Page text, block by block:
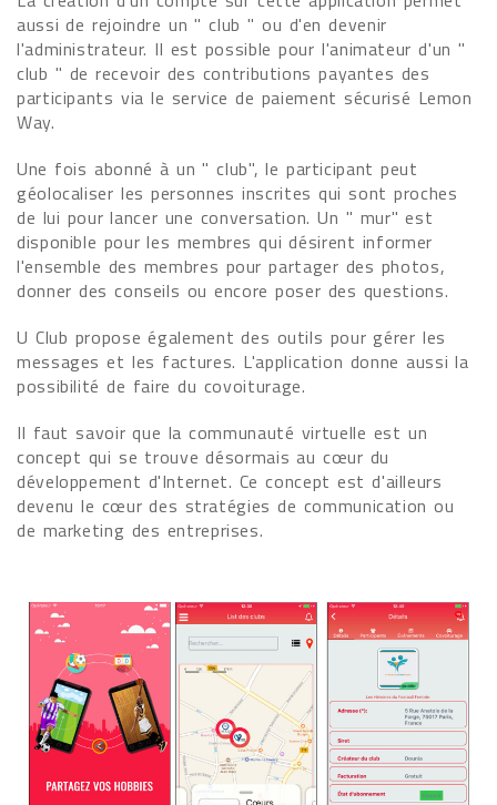
aussi de rejoindre un " club " ou d'en devenir
l'administrateur. Il est possible pour l'animateur d'un "
club " de recevoir des contributions payantes des
participants via le service de paiement sécurisé Lemon
Way.
Une fois abonné à un " club", le participant peut
géolocaliser les personnes inscrites qui sont proches
de lui pour lancer une conversation. Un " mur" est
disponible pour les membres qui désirent informer
l'ensemble des membres pour partager des photos,
donner des conseils ou encore poser des questions.
U Club propose également des outils pour gérer les
messages et les factures. L'application donne aussi la
possibilité de faire du covoiturage.
Il faut savoir que la communauté virtuelle est un
concept qui se trouve désormais au cœur du
développement d'Internet. Ce concept est d'ailleurs
devenu le cœur des stratégies de communication ou
de marketing des entreprises.